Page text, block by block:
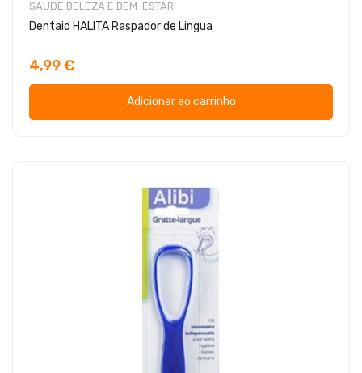
SAUDE BELEZA E BEM-ESTAR
Dentaid HALITA Raspador de Lingua
4,99 €
Adicionar ao carrinho